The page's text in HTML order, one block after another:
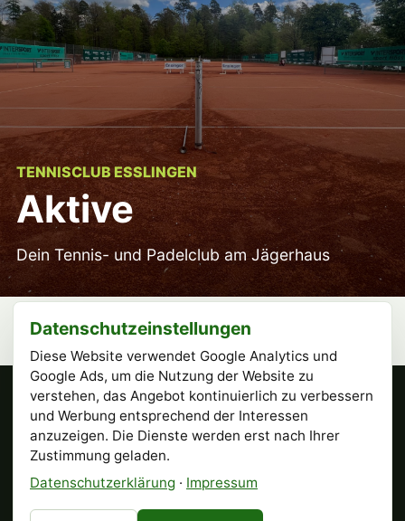
TENNISCLUB ESSLINGEN
Aktive
Dein Tennis- und Padelclub am Jägerhaus
Datenschutzeinstellungen
Diese Website verwendet Google Analytics und
Google Ads, um die Nutzung der Website zu
verstehen, das Angebot kontinuierlich zu verbessern
und Werbung entsprechend der Interessen
anzuzeigen. Die Dienste werden erst nach Ihrer
Zustimmung geladen.
Datenschutzerklärung · Impressum
Tennisclub Esslingen e.V.
Römerstr. 6, 73732 Esslingen am Neckar
Instagram · @tcesslingen